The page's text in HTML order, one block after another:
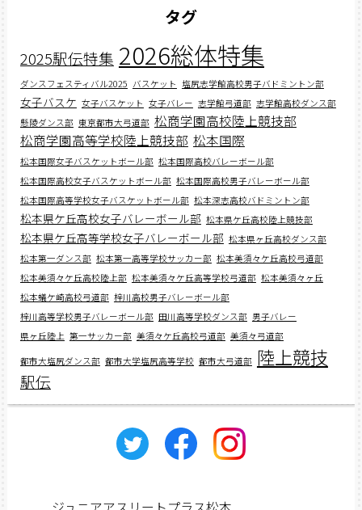
タグ
2025駅伝特集 2026総体特集
ダンスフェスティバル2025 バスケット 塩尻志学館高校男子バドミントン部
女子バスケ 女子バスケット 女子バレー 志学館弓道部 志学館高校ダンス部
懸陵ダンス部 東京都市大弓道部 松商学園高校陸上競技部
松商学園高等学校陸上競技部 松本国際
松本国際女子バスケットボール部 松本国際高校バレーボール部
松本国際高校女子バスケットボール部 松本国際高校男子バレーボール部
松本国際高等学校女子バスケットボール部 松本深志高校バドミントン部
松本県ケ丘高校女子バレーボール部 松本県ケ丘高校陸上競技部
松本県ケ丘高等学校女子バレーボール部 松本県ヶ丘高校ダンス部
松本第一ダンス部 松本第一高等学校サッカー部 松本美須々ケ丘高校弓道部
松本美須々ケ丘高校陸上部 松本美須々ケ丘高等学校弓道部 松本美須々ヶ丘
松本蟻ケ崎高校弓道部 梓川高校男子バレーボール部
梓川高等学校男子バレーボール部 田川高等学校ダンス部 男子バレー
県ヶ丘陸上 第一サッカー部 美須々ケ丘高校弓道部 美須々弓道部
都市大塩尻ダンス部 都市大学塩尻高等学校 都市大弓道部 陸上競技
駅伝